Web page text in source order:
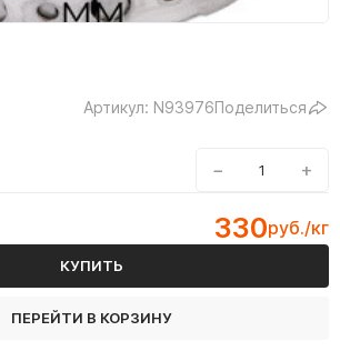
Артикул: N93976Поделиться
− +
330руб./кг
КУПИТЬ
ПЕРЕЙТИ В КОРЗИНУ